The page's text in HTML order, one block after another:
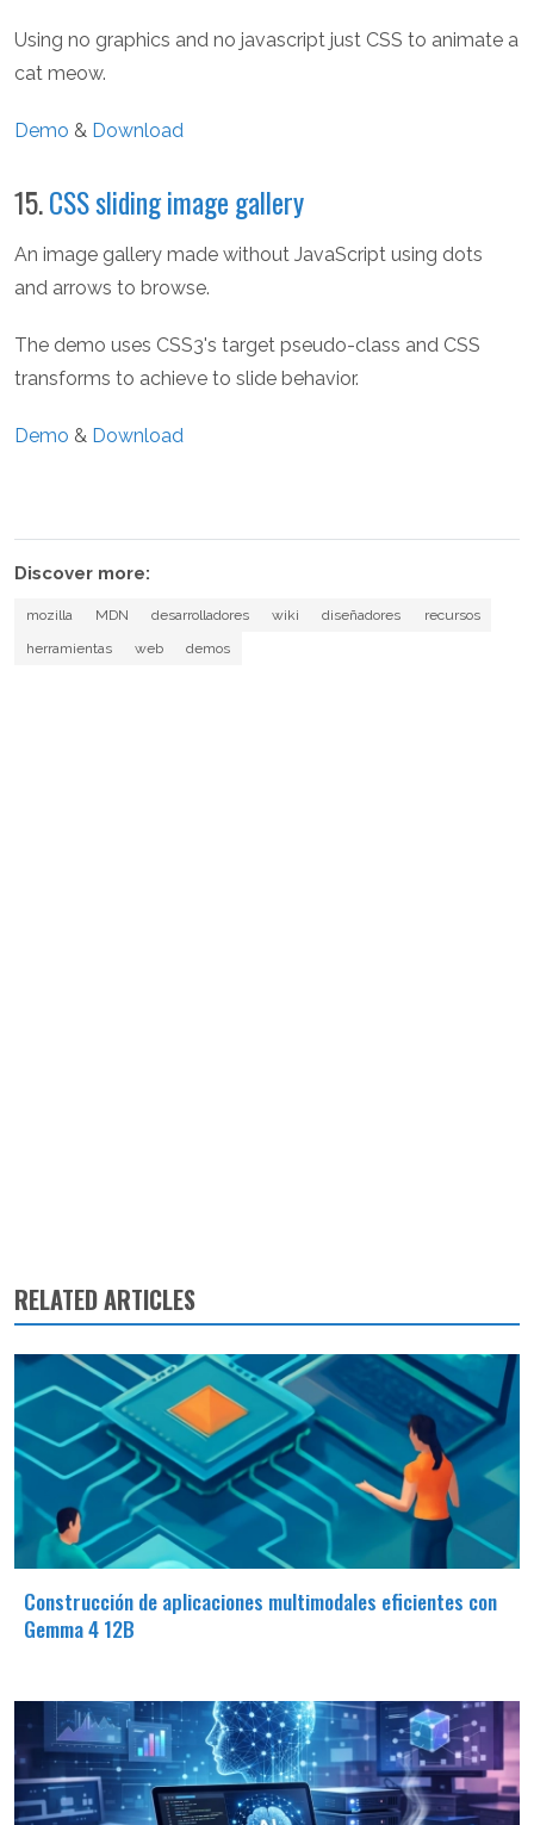
Using no graphics and no javascript just CSS to animate a
cat meow.
Demo & Download
15.CSS sliding image gallery
An image gallery made without JavaScript using dots
and arrows to browse.
The demo uses CSS3's target pseudo-class and CSS
transforms to achieve to slide behavior.
Demo & Download
Discover more:
mozilla MDN desarrolladores wiki diseñadores
recursos
herramientas
web demos
RELATED ARTICLES
Construcción de aplicaciones multimodales eficientes con
Gemma 4 12B